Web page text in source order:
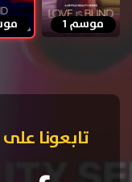
موسم 1
تابعونا